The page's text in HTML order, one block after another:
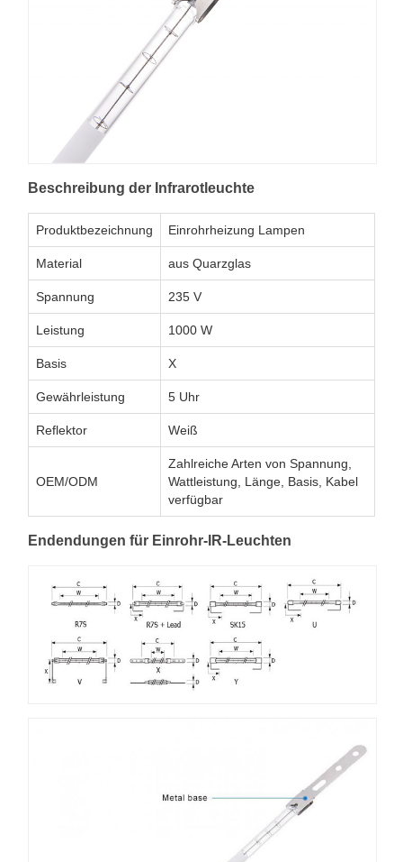
Beschreibung der Infrarotleuchte
Produktbezeichnung Einrohrheizung Lampen
Material aus Quarzglas
Spannung 235 V
Leistung 1000 W
Basis X
Gewährleistung 5 Uhr
Reflektor Weiß
OEM/ODM
Zahlreiche Arten von Spannung,
Wattleistung, Länge, Basis, Kabel
verfügbar
Endendungen für Einrohr-IR-Leuchten